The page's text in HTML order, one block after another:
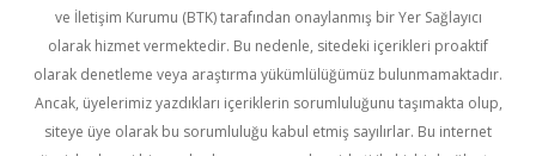
ve İletişim Kurumu (BTK) tarafından onaylanmış bir Yer Sağlayıcı
olarak hizmet vermektedir. Bu nedenle, sitedeki içerikleri proaktif
olarak denetleme veya araştırma yükümlülüğümüz bulunmamaktadır.
Ancak, üyelerimiz yazdıkları içeriklerin sorumluluğunu taşımakta olup,
siteye üye olarak bu sorumluluğu kabul etmiş sayılırlar. Bu internet